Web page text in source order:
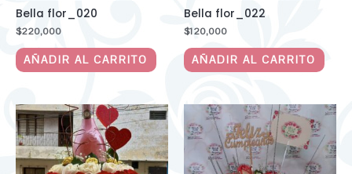
Bella flor_020
$220,000
AÑADIR AL CARRITO
Bella flor_022
$120,000
AÑADIR AL CARRITO